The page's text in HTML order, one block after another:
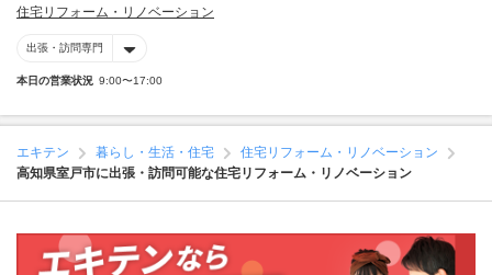
住宅リフォーム・リノベーション
出張・訪問専門
本日の営業状況 9:00〜17:00
エキテン 暮らし・生活・住宅
住宅リフォーム・リノベーション
高知県室戸市に出張・訪問可能な住宅リフォーム・リノベーション